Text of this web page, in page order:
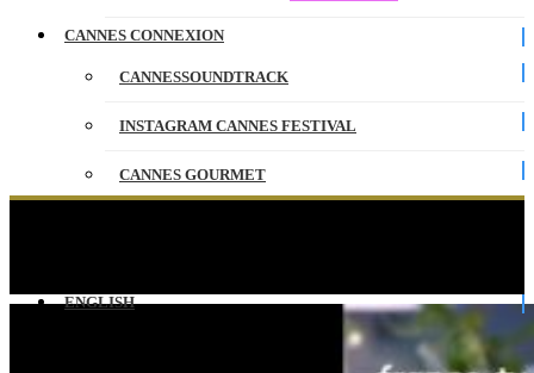
CANNES CONNEXION
CANNESSOUNDTRACK
INSTAGRAM CANNES FESTIVAL
CANNES GOURMET
ENGLISH